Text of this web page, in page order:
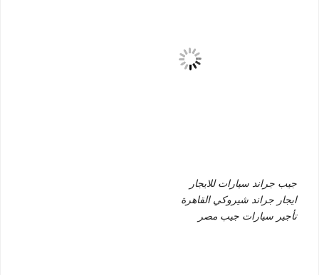
جيب جراند سيارات للايجار
ايجار جراند شيروكي القاهرة
تأجير سيارات جيب مصر